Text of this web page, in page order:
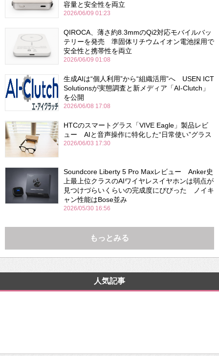
容量と安全性を両立
2026/06/09 01:23
QIROCA、薄さ約8.3mmのQi2対応モバイルバッ
テリーを発売 準固体リチウムイオン電池採用で
安全性と携帯性を両立
2026/06/09 01:08
生成AIは“個人利用”から“組織活用”へ USEN ICT
Solutionsが実態調査と新メディア「AI-Clutch」
を公開
2026/06/08 17:08
HTCのスマートグラス「VIVE Eagle」製品レビ
ュー AIと音声操作に特化した“日常使い”グラス
2026/06/03 17:30
Soundcore Liberty 5 Pro Maxレビュー Anker史
上最上位クラスのAIワイヤレスイヤホンは弱点が
見つけづらいくらいの完成度にびびった ノイキ
ャン性能はBose並み
2026/05/30 16:56
もっとみる
人気記事